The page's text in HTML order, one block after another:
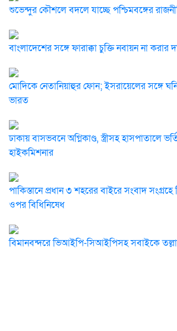
শুভেন্দুর কৌশলে বদলে যাচ্ছে পশ্চিমবঙ্গের
বাংলাদেশের সঙ্গে ফারাক্কা চুক্তি নবায়ন না
মোদিকে নেতানিয়াহুর ফোন; ইসরায়েলের সঙ্গে
ভারত
ঢাকায় বাসভবনে অগ্নিকাণ্ড, স্ত্রীসহ হাসপাতালে
হাইকমিশনার
পাকিস্তানে প্রধান ৩ শহরের বাইরে সংবাদ
ওপর বিধিনিষেধ
বিমানবন্দরে ভিআইপি-সিআইপিসহ সবাইকে